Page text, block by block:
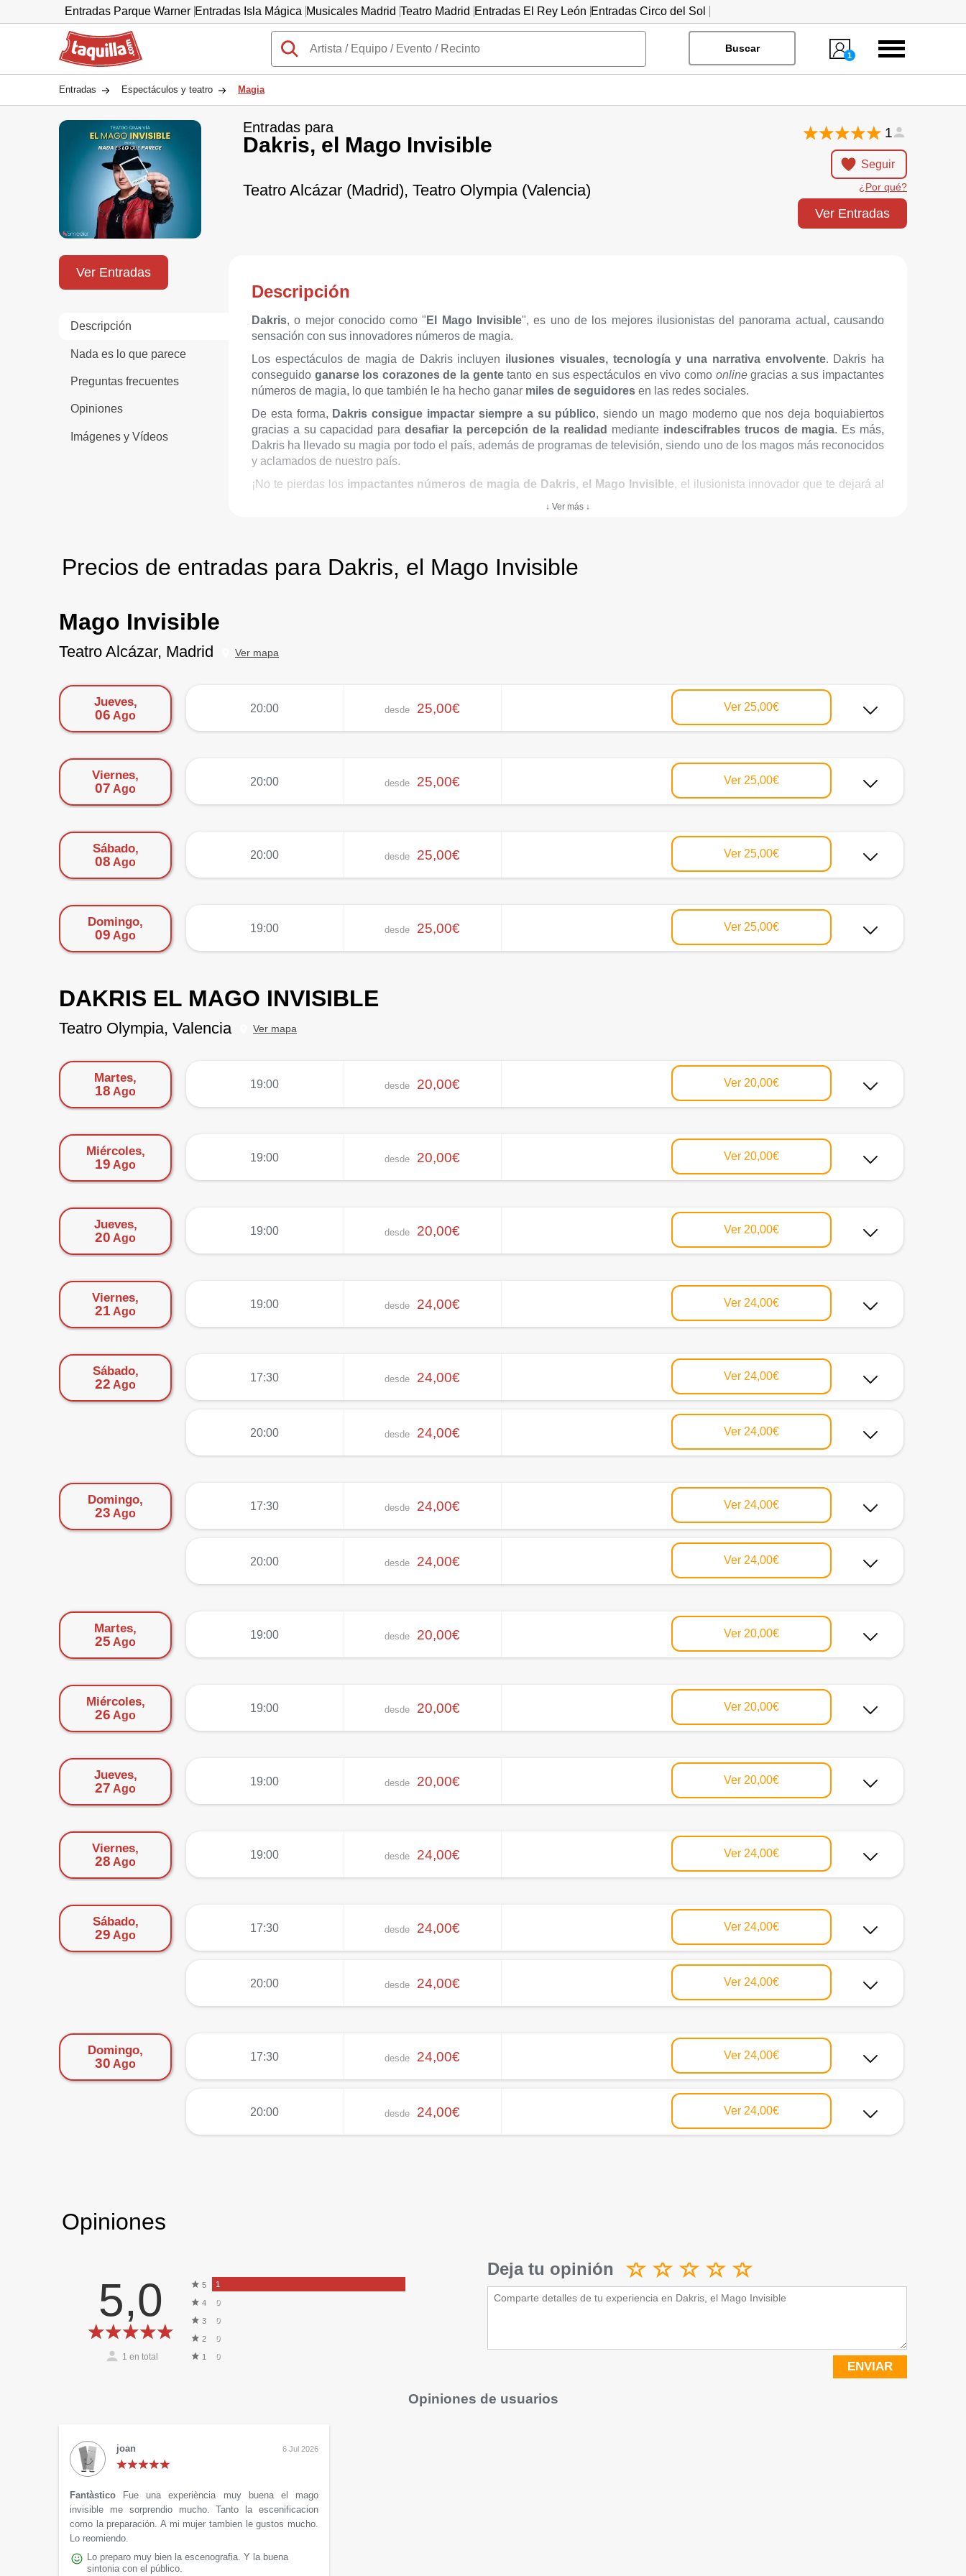
Entradas Parque Warner Entradas Isla Mágica Musicales Madrid Teatro Madrid Entradas El Rey León Entradas Circo del Sol
Taquilla.com
Buscar
1
Menú
Entradas Espectáculos y teatro Magia
Entradas para
Dakris, el Mago Invisible
Teatro Alcázar (Madrid), Teatro Olympia (Valencia)
1
Seguir
¿Por qué?
Ver Entradas
Ver Entradas
Descripción
Nada es lo que parece
Preguntas frecuentes
Opiniones
Imágenes y Vídeos
Descripción
Dakris, o mejor conocido como " El Mago Invisible", es uno de los mejores ilusionistas del panorama actual, causando
sensación con sus innovadores números de magia.
Los espectáculos de magia de Dakris incluyen ilusiones visuales, tecnología y una narrativa envolvente. Dakris ha
conseguido ganarse los corazones de la gentetanto en sus espectáculos en vivo como onlinegracias a sus impactantes
números de magia, lo que también le ha hecho ganar miles de seguidores en las redes sociales.
De esta forma, Dakris consigue impactar siempre a su público, siendo un mago moderno que nos deja boquiabiertos
gracias a su capacidad paradesafiar la percepción de la realidad mediante indescifrables trucos de magia. Es más,
Dakris ha llevado su magia por todo el país, además de programas de televisión, siendo uno de los magos más reconocidos
y aclamados de nuestro país.
¡No te pierdas los impactantes números de magia de Dakris, el Mago Invisible, el ilusionista innovador que te dejará al
↓ Ver más ↓
Precios de entradas para Dakris, el Mago Invisible
Mago Invisible
Teatro Alcázar, Madrid Ver mapa
Jueves,
06 Ago
20:00 desde 25,00€ Ver 25,00€
Viernes,
07 Ago
20:00 desde 25,00€ Ver 25,00€
Sábado,
08 Ago
20:00 desde 25,00€ Ver 25,00€
Domingo,
09 Ago
19:00 desde 25,00€ Ver 25,00€
DAKRIS EL MAGO INVISIBLE
Teatro Olympia, Valencia Ver mapa
Martes,
18 Ago
19:00 desde 20,00€ Ver 20,00€
Miércoles,
19 Ago
19:00 desde 20,00€ Ver 20,00€
Jueves,
20 Ago
19:00 desde 20,00€ Ver 20,00€
Viernes,
21 Ago
19:00 desde 24,00€ Ver 24,00€
Sábado,
22 Ago
17:30 desde 24,00€ Ver 24,00€
20:00 desde 24,00€ Ver 24,00€
Domingo,
23 Ago
17:30 desde 24,00€ Ver 24,00€
20:00 desde 24,00€ Ver 24,00€
Martes,
25 Ago
19:00 desde 20,00€ Ver 20,00€
Miércoles,
26 Ago
19:00 desde 20,00€ Ver 20,00€
Jueves,
27 Ago
19:00 desde 20,00€ Ver 20,00€
Viernes,
28 Ago
19:00 desde 24,00€ Ver 24,00€
Sábado,
29 Ago
17:30 desde 24,00€ Ver 24,00€
20:00 desde 24,00€ Ver 24,00€
Domingo,
30 Ago
17:30 desde 24,00€ Ver 24,00€
20:00 desde 24,00€ Ver 24,00€
Opiniones
5,0
1 en total
5 1
4 0
3 0
2 0
1 0
Deja tu opinión
ENVIAR
Opiniones de usuarios
joan 6 Jul 2026
Fantàstico
Fue una experiència muy buena el mago
invisible me sorprendio mucho. Tanto la escenificacion
como la preparación. A mi mujer tambien le gustos mucho.
Lo reomiendo.
Lo preparo muy bien la escenografia. Y la buena
sintonia con el público.